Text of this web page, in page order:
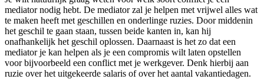
mediator nodig hebt. De mediator zal je helpen met vrijwel alles wat
te maken heeft met geschillen en onderlinge ruzies. Door middenin
het geschil te gaan staan, tussen beide kanten in, kan hij
onafhankelijk het geschil oplossen. Daarnaast is het zo dat een
mediator je kan helpen als je een compromis wilt laten opstellen
voor bijvoorbeeld een conflict met je werkgever. Denk hierbij aan
ruzie over het uitgekeerde salaris of over het aantal vakantiedagen.